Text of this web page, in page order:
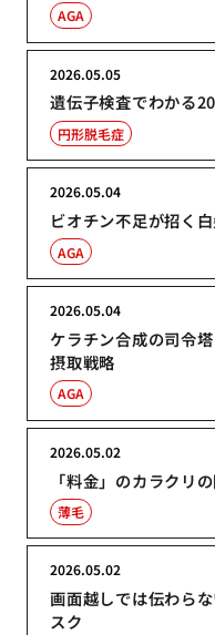
AGA
遺伝子検査でわかる
2026.05.05
円形脱毛症
ビオチン不足が招く
2026.05.04
AGA
ケラチン合成の司令
摂取戦略
2026.05.04
AGA
「料金」のカラクリ
2026.05.02
薄毛
画面越しでは伝わら
スク
2026.05.02